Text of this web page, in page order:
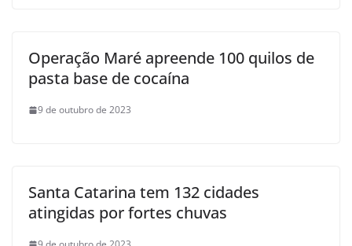
Operação Maré apreende 100 quilos de
pasta base de cocaína
9 de outubro de 2023
Santa Catarina tem 132 cidades
atingidas por fortes chuvas